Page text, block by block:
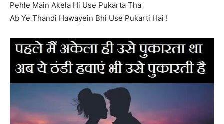
Pehle Main Akela Hi Use Pukarta Tha
Ab Ye Thandi Hawayein Bhi Use Pukarti Hai !